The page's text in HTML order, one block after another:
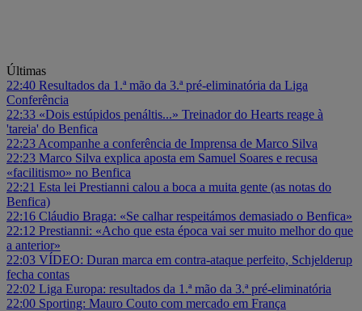
Últimas
22:40 Resultados da 1.ª mão da 3.ª pré-eliminatória da Liga
Conferência
22:33 «Dois estúpidos penáltis...» Treinador do Hearts reage à
'tareia' do Benfica
22:23 Acompanhe a conferência de Imprensa de Marco Silva
22:23 Marco Silva explica aposta em Samuel Soares e recusa
«facilitismo» no Benfica
22:21 Esta lei Prestianni calou a boca a muita gente (as notas do
Benfica)
22:16 Cláudio Braga: «Se calhar respeitámos demasiado o Benfica»
22:12 Prestianni: «Acho que esta época vai ser muito melhor do que
a anterior»
22:03 VÍDEO: Duran marca em contra-ataque perfeito, Schjelderup
fecha contas
22:02 Liga Europa: resultados da 1.ª mão da 3.ª pré-eliminatória
22:00 Sporting: Mauro Couto com mercado em França